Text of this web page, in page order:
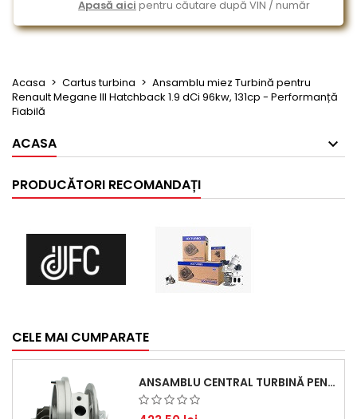
Apasă aici pentru căutare după VIN / număr
Acasa Cartus turbina
Ansamblu miez Turbină pentru
Renault Megane III Hatchback 1.9 dCi 96kw, 131cp - Performanță
Fiabilă
ACASA
PRODUCĂTORI RECOMANDAȚI
CELE MAI CUMPARATE
ANSAMBLU CENTRAL TURBINĂ PENTRU BMW SERIA 3, SERIA 5 ȘI X3 - PERFORMANȚĂ ȘI FIABILITATE